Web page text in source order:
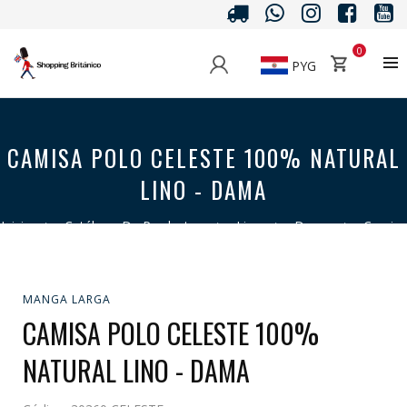
PYG
0
CAMISA POLO CELESTE 100% NATURAL
LINO - DAMA
Inicio > Catálogo De Productos > Lino > Dama >
Camisa
MANGA LARGA
CAMISA POLO CELESTE 100%
NATURAL LINO - DAMA